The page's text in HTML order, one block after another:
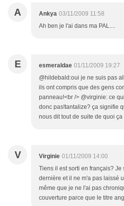
A Ankya 03/11/2009 11:58
Ah ben je l'ai dans ma PAL....
E esmeraldae 01/11/2009 19:27
@hildebald:oui je ne suis pas
ils ont compris que des gens
panneau!<br /> @virginie: ce
donc pas!tantalize? ça signifie
nous dit tout de suite de quoi ça
V Virginie 01/11/2009 14:00
Tiens il est sorti en français?
dernière et il ne m'a pas laissé
même que je ne l'ai pas
couverture parce que le titre